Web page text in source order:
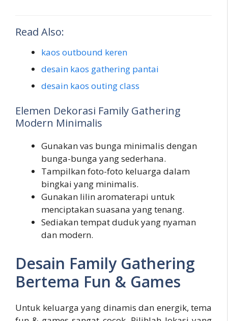
Read Also:
kaos outbound keren
desain kaos gathering pantai
desain kaos outing class
Elemen Dekorasi Family Gathering
Modern Minimalis
Gunakan vas bunga minimalis dengan
bunga-bunga yang sederhana.
Tampilkan foto-foto keluarga dalam
bingkai yang minimalis.
Gunakan lilin aromaterapi untuk
menciptakan suasana yang tenang.
Sediakan tempat duduk yang nyaman
dan modern.
Desain Family Gathering
Bertema Fun & Games
Untuk keluarga yang dinamis dan energik, tema